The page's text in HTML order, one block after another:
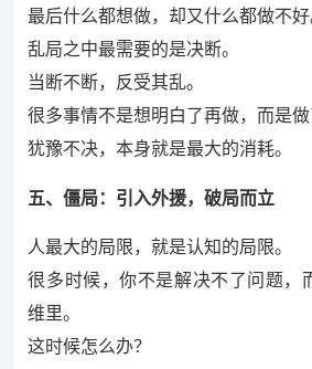
最后什么都想做，却又什么都做不好
乱局之中最需要的是决断。
当断不断，反受其乱。
很多事情不是想明白了再做，而是做
犹豫不决，本身就是最大的消耗。
五、僵局：引入外援，破局而立
人最大的局限，就是认知的局限。
很多时候，你不是解决不了问题，
维里。
这时候怎么办？